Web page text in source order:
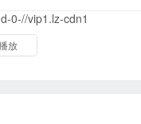
0-//vip1.lz-cdn1
放